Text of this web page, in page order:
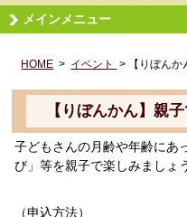
イ
ト
検
メインメニュー
HOME > イベント > 【りぼんか
【りぼんかん】親
子どもさんの月齢や年齢にあ
び」等を親子で楽しみましょ
（申込方法）